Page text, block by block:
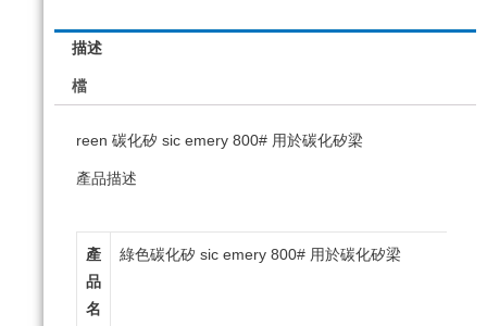
描述
檔
reen 碳化矽 sic emery 800# 用於碳化矽梁
產品描述
產
品
名
綠色碳化矽 sic emery 800# 用於碳化矽梁